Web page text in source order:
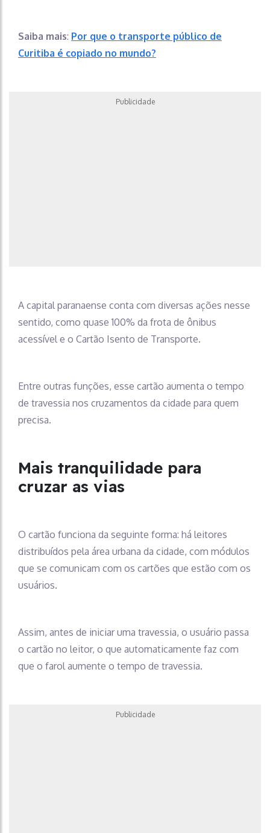
Saiba mais: Por que o transporte público de
Curitiba é copiado no mundo?
Publicidade
A capital paranaense conta com diversas ações nesse
sentido, como quase 100% da frota de ônibus
acessível e o Cartão Isento de Transporte.
Entre outras funções, esse cartão aumenta o tempo
de travessia nos cruzamentos da cidade para quem
precisa.
Mais tranquilidade para
cruzar as vias
O cartão funciona da seguinte forma: há leitores
distribuídos pela área urbana da cidade, com módulos
que se comunicam com os cartões que estão com os
usuários.
Assim, antes de iniciar uma travessia, o usuário passa
o cartão no leitor, o que automaticamente faz com
que o farol aumente o tempo de travessia.
Publicidade